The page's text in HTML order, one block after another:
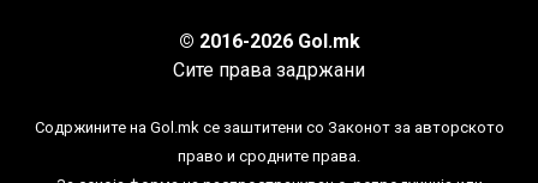
© 2016-2026 Gol.mk
Сите права задржани
Содржините на Gol.mk се заштитени со Законот за авторското
право и сродните права.